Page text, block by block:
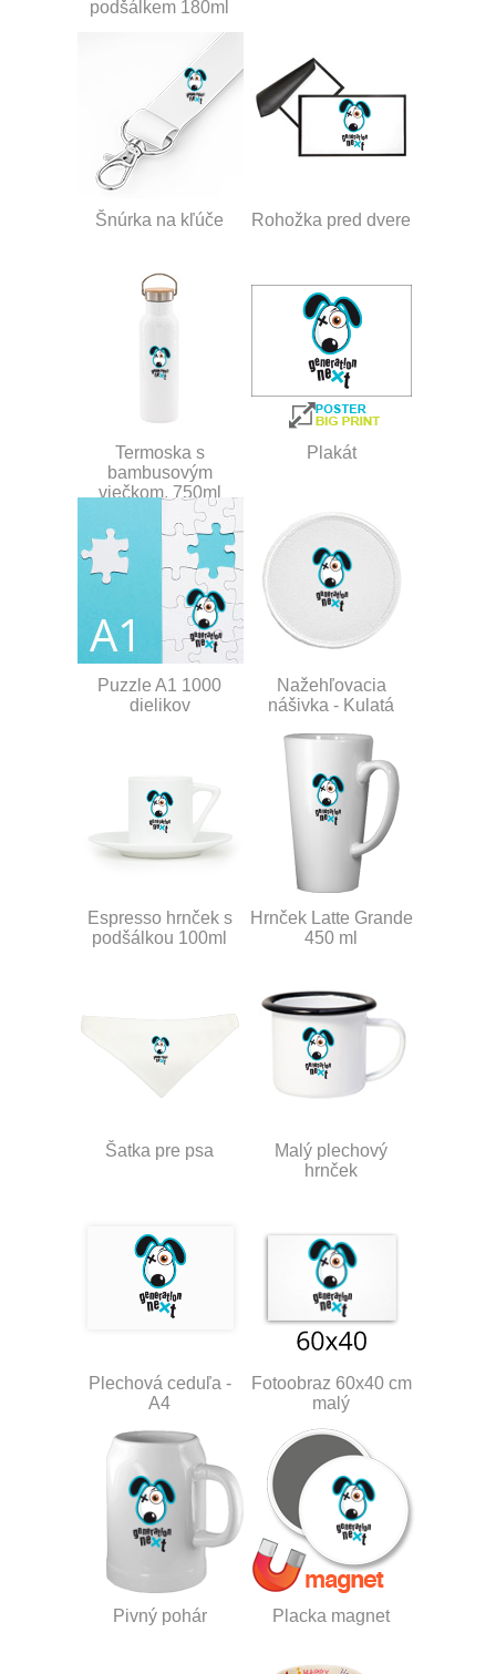
podšálkem 180ml
Šnúrka na kľúče Rohožka pred dvere
Termoska s
bambusovým
viečkom, 750ml
Plakát
Puzzle A1 1000
dielikov
Nažehľovacia
nášivka - Kulatá
Espresso hrnček s
podšálkou 100ml
Hrnček Latte Grande
450 ml
Šatka pre psa
Malý plechový
hrnček
Plechová ceduľa -
A4
Fotoobraz 60x40 cm
malý
Pivný pohár Placka magnet